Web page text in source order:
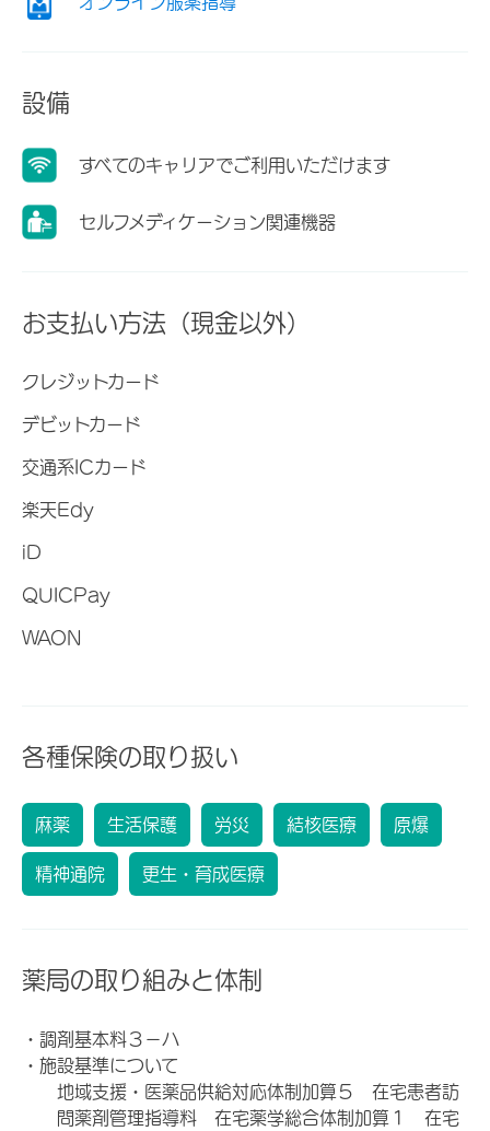
設備
すべてのキャリアでご利用いただけます
セルフメディケーション関連機器
お支払い方法（現金以外）
クレジットカード
デビットカード
交通系ICカード
楽天Edy
iD
QUICPay
WAON
各種保険の取り扱い
麻薬 生活保護 労災 結核医療 原爆
精神通院 更生・育成医療
薬局の取り組みと体制
・調剤基本料３－ハ
・施設基準について
地域支援・医薬品供給対応体制加算５ 在宅患者訪
問薬剤管理指導料 在宅薬学総合体制加算１ 在宅